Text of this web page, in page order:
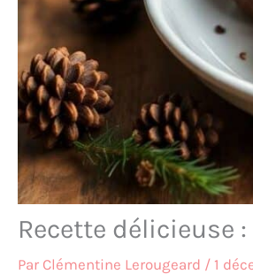
Recette délicieuse
Par Clémentine Lerougeard / 1